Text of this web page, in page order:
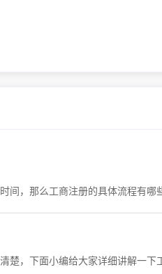
，那么工商注册的具体流程有哪
，下面小编给大家详细讲解一下